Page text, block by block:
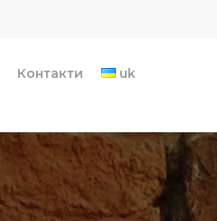
Контакти uk